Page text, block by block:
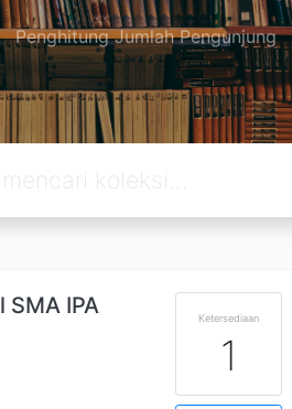
Penghitung Jumlah Pengunjung
IPA
Ketersediaan
1